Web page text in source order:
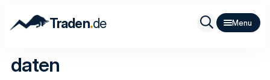
Traden.de
daten